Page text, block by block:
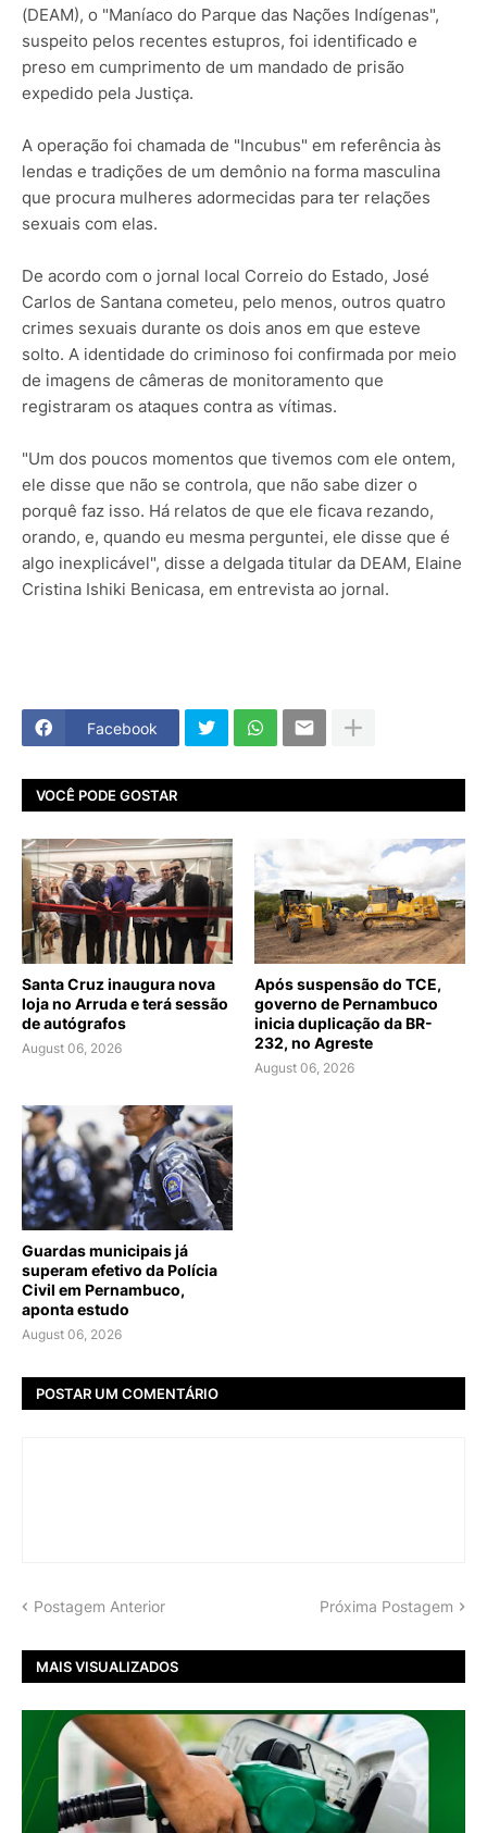
(DEAM), o "Maníaco do Parque das Nações Indígenas",
suspeito pelos recentes estupros, foi identificado e
preso em cumprimento de um mandado de prisão
expedido pela Justiça.
A operação foi chamada de "Incubus" em referência às
lendas e tradições de um demônio na forma masculina
que procura mulheres adormecidas para ter relações
sexuais com elas.
De acordo com o jornal local Correio do Estado, José
Carlos de Santana cometeu, pelo menos, outros quatro
crimes sexuais durante os dois anos em que esteve
solto. A identidade do criminoso foi confirmada por meio
de imagens de câmeras de monitoramento que
registraram os ataques contra as vítimas.
"Um dos poucos momentos que tivemos com ele ontem,
ele disse que não se controla, que não sabe dizer o
porquê faz isso. Há relatos de que ele ficava rezando,
orando, e, quando eu mesma perguntei, ele disse que é
algo inexplicável", disse a delgada titular da DEAM, Elaine
Cristina Ishiki Benicasa, em entrevista ao jornal.
Facebook
VOCÊ PODE GOSTAR
Santa Cruz inaugura nova
loja no Arruda e terá sessão
de autógrafos
August 06, 2026
Após suspensão do TCE,
governo de Pernambuco
inicia duplicação da BR-
232, no Agreste
August 06, 2026
Guardas municipais já
superam efetivo da Polícia
Civil em Pernambuco,
aponta estudo
August 06, 2026
POSTAR UM COMENTÁRIO
Postagem Anterior Próxima Postagem
MAIS VISUALIZADOS